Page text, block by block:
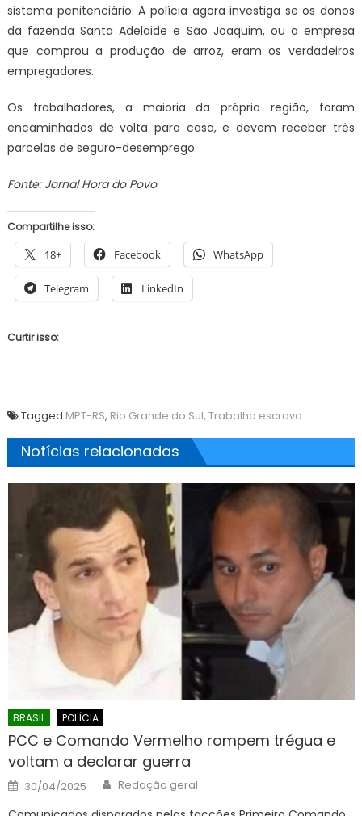
sistema penitenciário. A polícia agora investiga se os donos
da fazenda Santa Adelaide e São Joaquim, ou a empresa
que comprou a produção de arroz, eram os verdadeiros
empregadores.
Os trabalhadores, a maioria da própria região, foram
encaminhados de volta para casa, e devem receber três
parcelas de seguro-desemprego.
Fonte: Jornal Hora do Povo
Compartilhe isso:
18+ Facebook WhatsApp
Telegram LinkedIn
Curtir isso:
Tagged MPT-RS, Rio Grande do Sul, Trabalho escravo
Notícias relacionadas
BRASIL POLÍCIA
PCC e Comando Vermelho rompem trégua e
voltam a declarar guerra
Posted
on
30/04/2025 Author
Redação geral